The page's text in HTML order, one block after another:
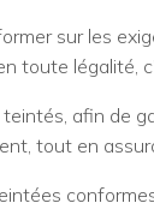
sur les
toute légalité,
afin de
tout en